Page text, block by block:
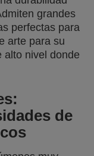
grandes
perfectas para
arte para su
alto nivel donde
de